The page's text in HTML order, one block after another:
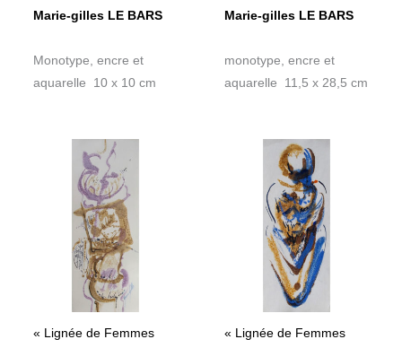
Marie-gilles LE BARS
Monotype, encre et
aquarelle 10 x 10 cm
Marie-gilles LE BARS
monotype, encre et
aquarelle 11,5 x 28,5 cm
« Lignée de Femmes
« Lignée de Femmes